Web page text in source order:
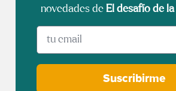
novedades de El desafío de
Suscribirme